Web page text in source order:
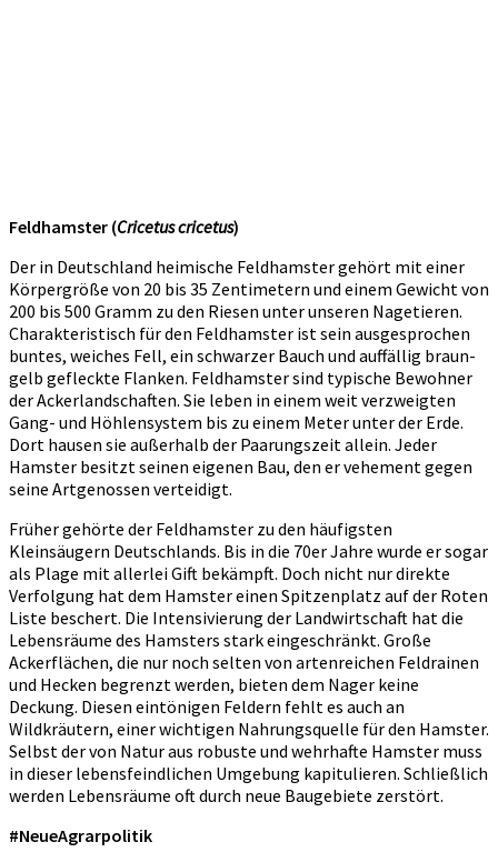
Feldhamster (Cricetus cricetus)
Der in Deutschland heimische Feldhamster gehört mit einer
Körpergröße von 20 bis 35 Zentimetern und einem Gewicht von
200 bis 500 Gramm zu den Riesen unter unseren Nagetieren.
Charakteristisch für den Feldhamster ist sein ausgesprochen
buntes, weiches Fell, ein schwarzer Bauch und auffällig braun-
gelb gefleckte Flanken. Feldhamster sind typische Bewohner
der Ackerlandschaften. Sie leben in einem weit verzweigten
Gang- und Höhlensystem bis zu einem Meter unter der Erde.
Dort hausen sie außerhalb der Paarungszeit allein. Jeder
Hamster besitzt seinen eigenen Bau, den er vehement gegen
seine Artgenossen verteidigt.
Früher gehörte der Feldhamster zu den häufigsten
Kleinsäugern Deutschlands. Bis in die 70er Jahre wurde er sogar
als Plage mit allerlei Gift bekämpft. Doch nicht nur direkte
Verfolgung hat dem Hamster einen Spitzenplatz auf der Roten
Liste beschert. Die Intensivierung der Landwirtschaft hat die
Lebensräume des Hamsters stark eingeschränkt. Große
Ackerflächen, die nur noch selten von artenreichen Feldrainen
und Hecken begrenzt werden, bieten dem Nager keine
Deckung. Diesen eintönigen Feldern fehlt es auch an
Wildkräutern, einer wichtigen Nahrungsquelle für den Hamster.
Selbst der von Natur aus robuste und wehrhafte Hamster muss
in dieser lebensfeindlichen Umgebung kapitulieren. Schließlich
werden Lebensräume oft durch neue Baugebiete zerstört.
#NeueAgrarpolitik